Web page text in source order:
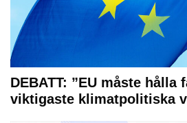
DEBATT: ”EU måste hålla
viktigaste klimatpolitiska